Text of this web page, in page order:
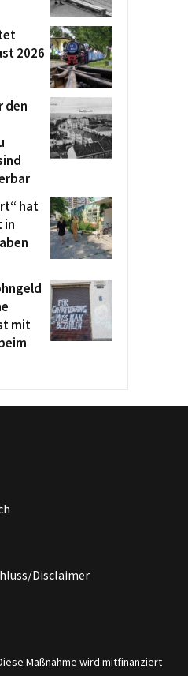
2026
den
hat
in
mit
Disclaimer
Maßnahme wird mitfinanziert